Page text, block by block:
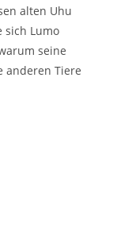
alten Uhu
sich Lumo
seine
anderen Tiere